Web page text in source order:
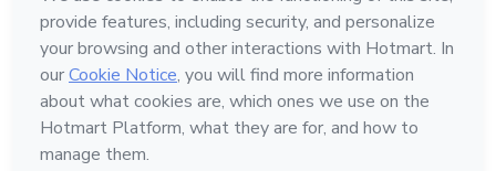
Idioma
Português